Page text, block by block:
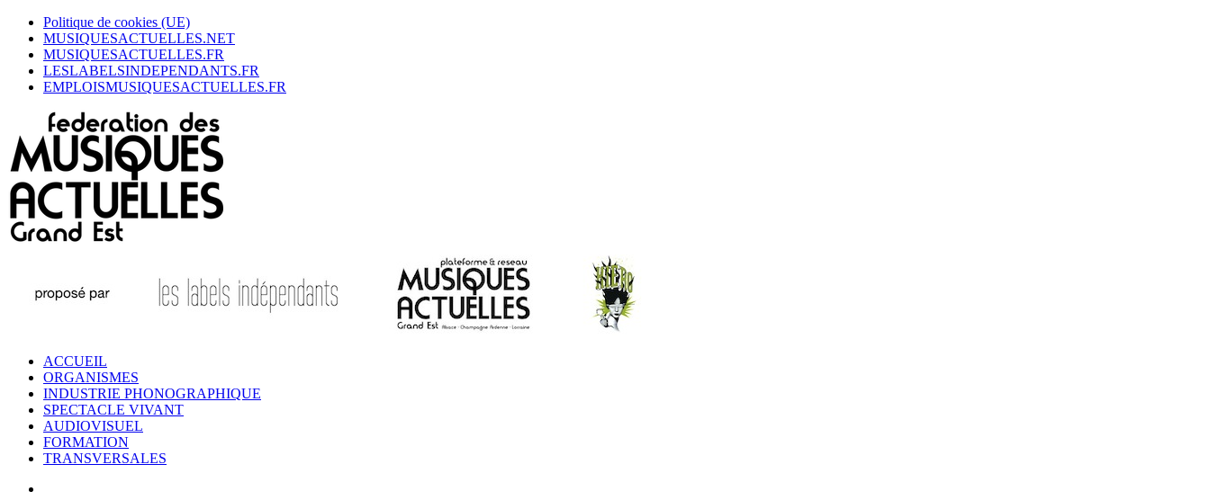
Politique de cookies (UE)
MUSIQUESACTUELLES.NET
MUSIQUESACTUELLES.FR
LESLABELSINDEPENDANTS.FR
EMPLOISMUSIQUESACTUELLES.FR
ACCUEIL
ORGANISMES
INDUSTRIE PHONOGRAPHIQUE
SPECTACLE VIVANT
AUDIOVISUEL
FORMATION
TRANSVERSALES